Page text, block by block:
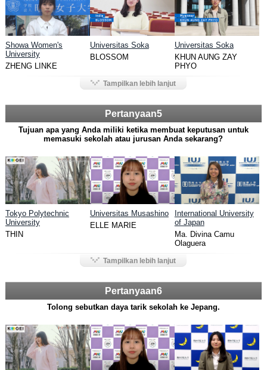
Showa Women's
University
ZHENG LINKE
Universitas Soka
BLOSSOM
Universitas Soka
KHUN AUNG ZAY
PHYO
Tampilkan lebih lanjut
Pertanyaan5
Tujuan apa yang Anda miliki ketika membuat keputusan untuk
memasuki sekolah atau jurusan Anda sekarang?
Tokyo Polytechnic
University
THIN
Universitas Musashino
ELLE MARIE
International University
of Japan
Ma. Divina Camu
Olaguera
Tampilkan lebih lanjut
Pertanyaan6
Tolong sebutkan daya tarik sekolah ke Jepang.